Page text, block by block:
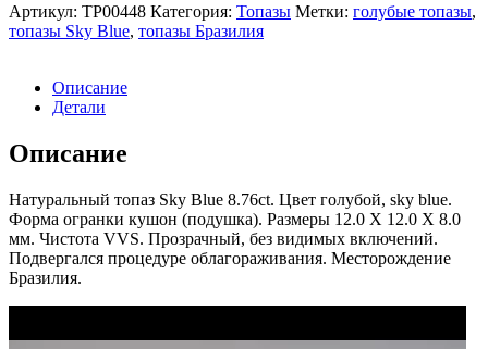
Артикул: TP00448 Категория: Топазы Метки: голубые топазы,
топазы Sky Blue, топазы Бразилия
Описание
Детали
Описание
Натуральный топаз Sky Blue 8.76ct. Цвет голубой, sky blue.
Форма огранки кушон (подушка). Размеры 12.0 X 12.0 X 8.0
мм. Чистота VVS. Прозрачный, без видимых включений.
Подвергался процедуре облагораживания. Месторождение
Бразилия.